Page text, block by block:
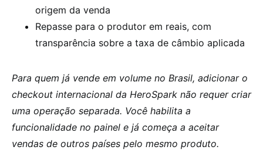
origem da venda
Repasse para o produtor em reais, com
transparência sobre a taxa de câmbio aplicada
Para quem já vende em volume no Brasil, adicionar o
checkout internacional da HeroSpark não requer criar
uma operação separada. Você habilita a
funcionalidade no painel e já começa a aceitar
vendas de outros países pelo mesmo produto.